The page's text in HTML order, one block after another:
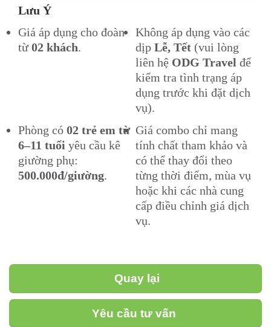
Lưu Ý
Giá áp dụng cho đoàn
từ02 khách.
Không áp dụng vào các
dịp Lễ, Tết (vui lòng
liên hệ ODG Travel để
kiểm tra tình trạng áp
dụng trước khi đặt dịch
vụ).
Phòng có 02 trẻ em từ
6–11 tuổi yêu cầu kê
giường phụ:
500.000đ/giường.
Giá combo chỉ mang
tính chất tham khảo và
có thể thay đổi theo
từng thời điểm, mùa vụ
hoặc khi các nhà cung
cấp điều chỉnh giá dịch
vụ.
Quay lại
Yêu cầu tư vấn